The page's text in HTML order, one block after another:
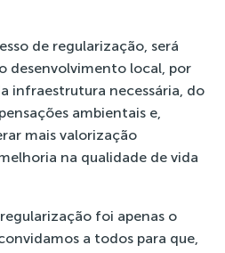
de regularização, será
desenvolvimento local, por
infraestrutura necessária, do
ambientais e,
mais valorização
na qualidade de vida
foi apenas o
a todos para que,